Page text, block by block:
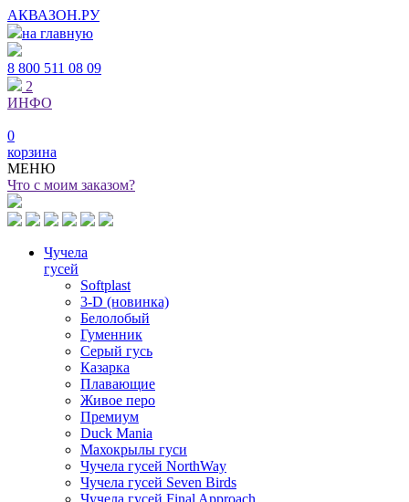
АКВАЗОН.РУ
на главную
8 800 511 08 09
2
ИНФО
0
корзина
МЕНЮ
Что с моим заказом?
Чучела
гусей
Softplast
3-D (новинка)
Белолобый
Гуменник
Серый гусь
Казарка
Плавающие
Живое перо
Премиум
Duck Mania
Махокрылы гуси
Чучела гусей NorthWay
Чучела гусей Seven Birds
Чучела гусей Final Approach